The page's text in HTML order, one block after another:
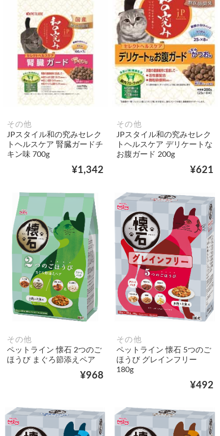
その他
JPスタイル和の究みセレク
トヘルスケア 腎臓ガードチ
キン味 700g
¥1,342
その他
JPスタイル和の究みセレク
トヘルスケア デリケートな
お腹ガード 200g
¥621
その他
ペットライン 懐石 2つのご
ほうび まぐろ節添えペア
¥968
その他
ペットライン 懐石 5つのご
ほうび グレインフリー
180g
¥492